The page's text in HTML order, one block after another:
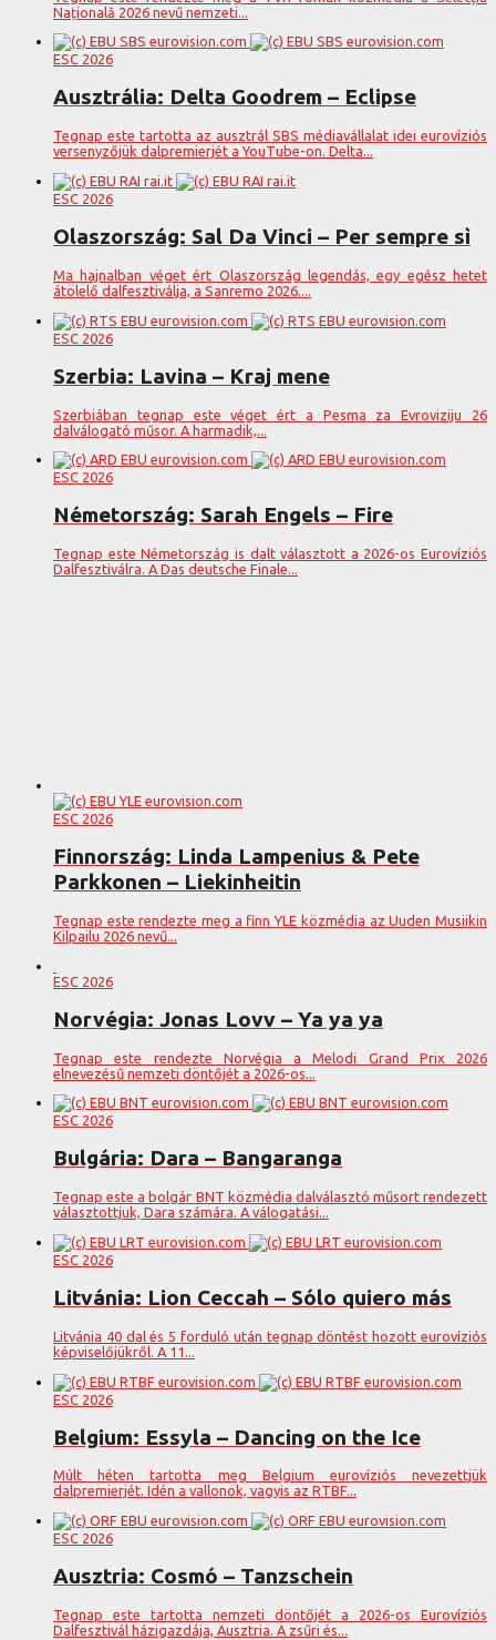
Națională 2026 nevű nemzeti...
ESC 2026
Ausztrália: Delta Goodrem – Eclipse
Tegnap este tartotta az ausztrál SBS médiavállalat idei eurovíziós
versenyzőjük dalpremierjét a YouTube-on. Delta...
ESC 2026
Olaszország: Sal Da Vinci – Per sempre sì
Ma hajnalban véget ért Olaszország legendás, egy egész hetet
átölelő dalfesztiválja, a Sanremo 2026....
ESC 2026
Szerbia: Lavina – Kraj mene
Szerbiában tegnap este véget ért a Pesma za Evroviziju 26
dalválogató műsor. A harmadik,...
ESC 2026
Németország: Sarah Engels – Fire
Tegnap este Németország is dalt választott a 2026-os Eurovíziós
Dalfesztiválra. A Das deutsche Finale...
ESC 2026
Finnország: Linda Lampenius & Pete
Parkkonen – Liekinheitin
Tegnap este rendezte meg a finn YLE közmédia az Uuden Musiikin
Kilpailu 2026 nevű...
ESC 2026
Norvégia: Jonas Lovv – Ya ya ya
Tegnap este rendezte Norvégia a Melodi Grand Prix 2026
elnevezésű nemzeti döntőjét a 2026-os...
ESC 2026
Bulgária: Dara – Bangaranga
Tegnap este a bolgár BNT közmédia dalválasztó műsort rendezett
választottjuk, Dara számára. A válogatási...
ESC 2026
Litvánia: Lion Ceccah – Sólo quiero más
Litvánia 40 dal és 5 forduló után tegnap döntést hozott eurovíziós
képviselőjükről. A 11...
ESC 2026
Belgium: Essyla – Dancing on the Ice
Múlt héten tartotta meg Belgium eurovíziós nevezettjük
dalpremierjét. Idén a vallonok, vagyis az RTBF...
ESC 2026
Ausztria: Cosmó – Tanzschein
Tegnap este tartotta nemzeti döntőjét a 2026-os Eurovíziós
Dalfesztivál házigazdája, Ausztria. A zsűri és...